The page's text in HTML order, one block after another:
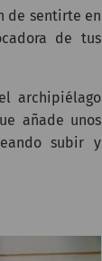
de sentirte en
de tus
archipiélago
añade unos
subir y